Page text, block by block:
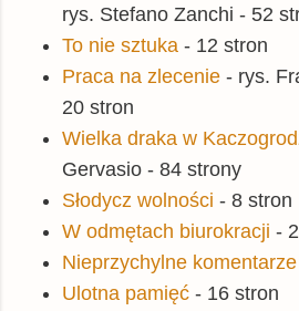
rys. Stefano Zanchi - 52
To nie sztuka - 12 stron
Praca na zlecenie - rys.
20 stron
Wielka draka w
Gervasio - 84 strony
Słodycz wolności - 8 stron
W odmętach biurokracji -
Nieprzychylne komentarze
Ulotna pamięć - 16 stron